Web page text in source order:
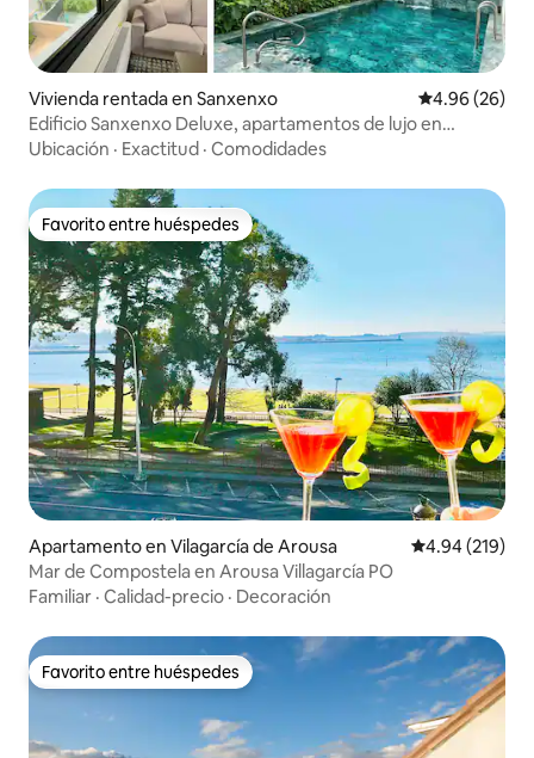
Vivienda rentada en Sanxenxo Calificación
4.96 (26)
Edificio Sanxenxo Deluxe, apartamentos de lujo en
Sanxenxo.
Ubicación · Exactitud · Comodidades
Favorito entre huéspedes
Favorito entre huéspedes
Apartamento en Vilagarcía de Arousa Calificación
4.94 (219)
Mar de Compostela en Arousa Villagarcía PO
Familiar · Calidad-precio · Decoración
Favorito entre huéspedes
Favorito entre huéspedes